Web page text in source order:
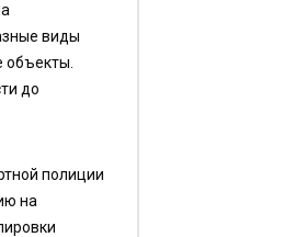
виды
объекты.
до
полиции
на